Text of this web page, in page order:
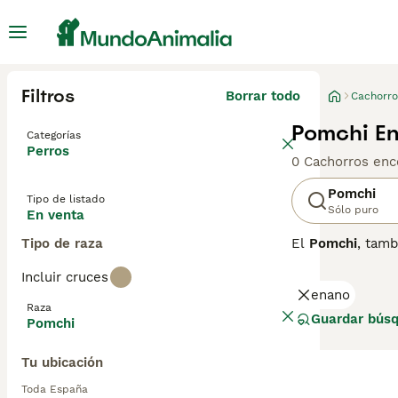
Filtros Borrar todo
Categorías
Perros
Tipo de listado
En venta
Tipo de raza
Incluir cruces
Raza
Pomchi
Tu ubicación
Toda España
Pomchi
0 Cachorros
Pomchi
Sólo puro
El Pomchi,
menudo se
para quienes
paciencia y el
compañero
enano
Guardar